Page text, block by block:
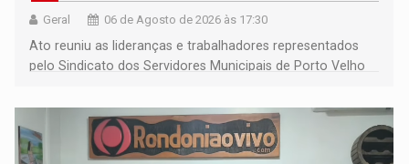
Geral 06 de Agosto de 2026 às 17:30
Ato reuniu as lideranças e trabalhadores representados
pelo Sindicato dos Servidores Municipais de Porto Velho